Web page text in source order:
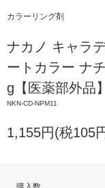
カラーリング剤
ナカノ キャラ
ートカラー ナ
g【医薬部外品】
NKN-CD-NPM11
1,155円(税105